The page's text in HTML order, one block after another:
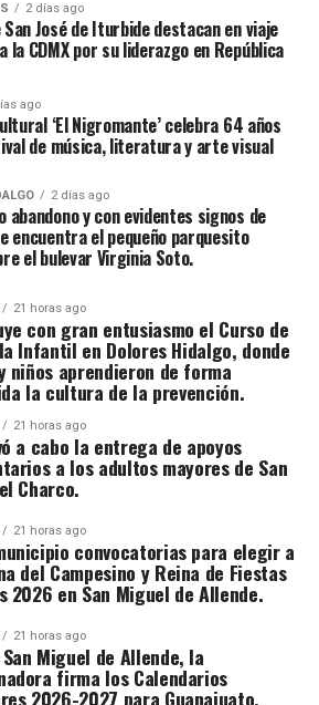
2 días ago
San José de Iturbide destacan en viaje
la CDMX por su liderazgo en República
ago
‘El Nigromante’ celebra 64 años
de música, literatura y arte visual
2 días ago
abandono y con evidentes signos de
encuentra el pequeño parquesito
el bulevar Virginia Soto.
21 horas ago
con gran entusiasmo el Curso de
Infantil en Dolores Hidalgo, donde
niños aprendieron de forma
la cultura de la prevención.
21 horas ago
a cabo la entrega de apoyos
a los adultos mayores de San
Charco.
21 horas ago
convocatorias para elegir a
del Campesino y Reina de Fiestas
2026 en San Miguel de Allende.
21 horas ago
San Miguel de Allende, la
firma los Calendarios
2026-2027 para Guanajuato.